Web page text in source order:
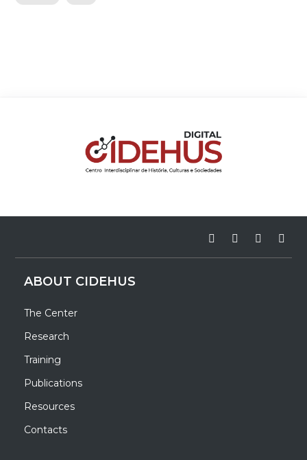
ABOUT CIDEHUS
The Center
Research
Training
Publications
Resources
Contacts